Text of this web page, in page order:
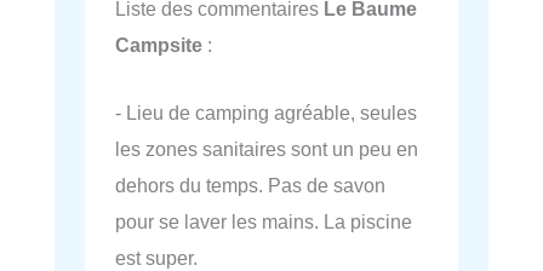
Liste des commentaires Le Baume
Campsite :
- Lieu de camping agréable, seules
les zones sanitaires sont un peu en
dehors du temps. Pas de savon
pour se laver les mains. La piscine
est super.